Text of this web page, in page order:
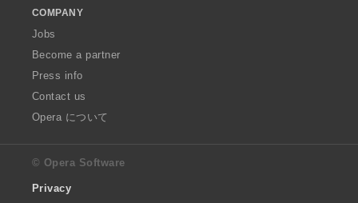
COMPANY
Jobs
Become a partner
Press info
Contact us
Opera について
© Opera Software
Privacy